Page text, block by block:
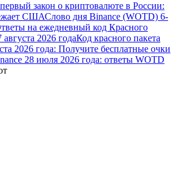
закон о криптовалюте в России:
СШАСлово дня Binance (WOTD) 6-
на ежедневный код Красного
2026 годаКод красного пакета
2026 года: Получите бесплатные очки
28 июля 2026 года: ответы WOTD